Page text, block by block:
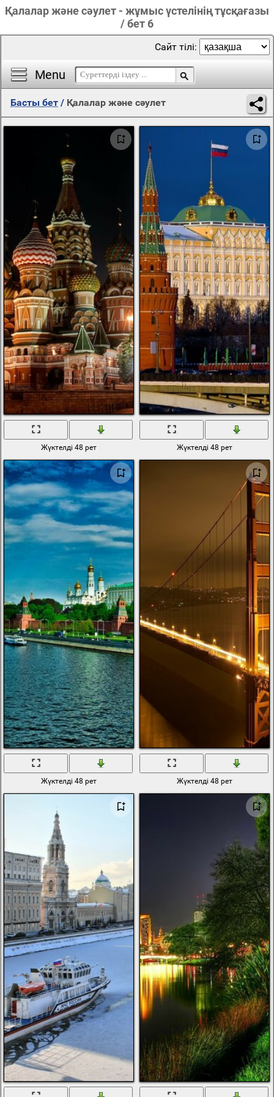
Қалалар және сәулет - жұмыс үстелінің тұсқағазы
/ бет 6
Menu
Сайт тілі:
Басты бет / Қалалар және сәулет
Жүктелді 48 рет Жүктелді 48 рет
Жүктелді 48 рет Жүктелді 48 рет